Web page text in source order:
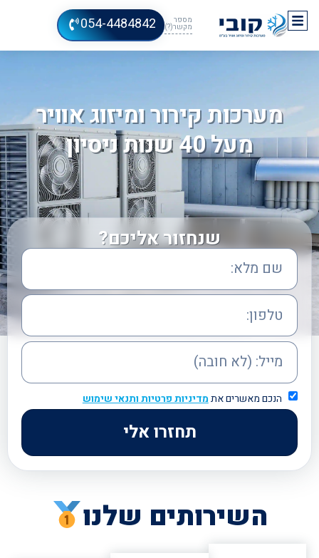
054-4484842 מספר
מקשר(?)
מערכות קירור ומיזוג אוויר
מעל 40 שנות ניסיון
שנחזור אליכם?
הנכם מאשרים אתמדיניות פרטיותותנאי שימוש
תחזרו אלי
השירותים שלנו